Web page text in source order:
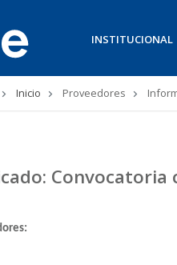
INSTITUCIONAL
Inicio Proveedores